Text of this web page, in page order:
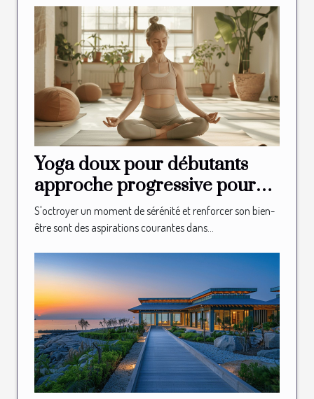
Yoga doux pour débutants
approche progressive pour
intégrer le yoga dans votre
routine de bien-être
S'octroyer un moment de sérénité et renforcer son bien-
être sont des aspirations courantes dans...